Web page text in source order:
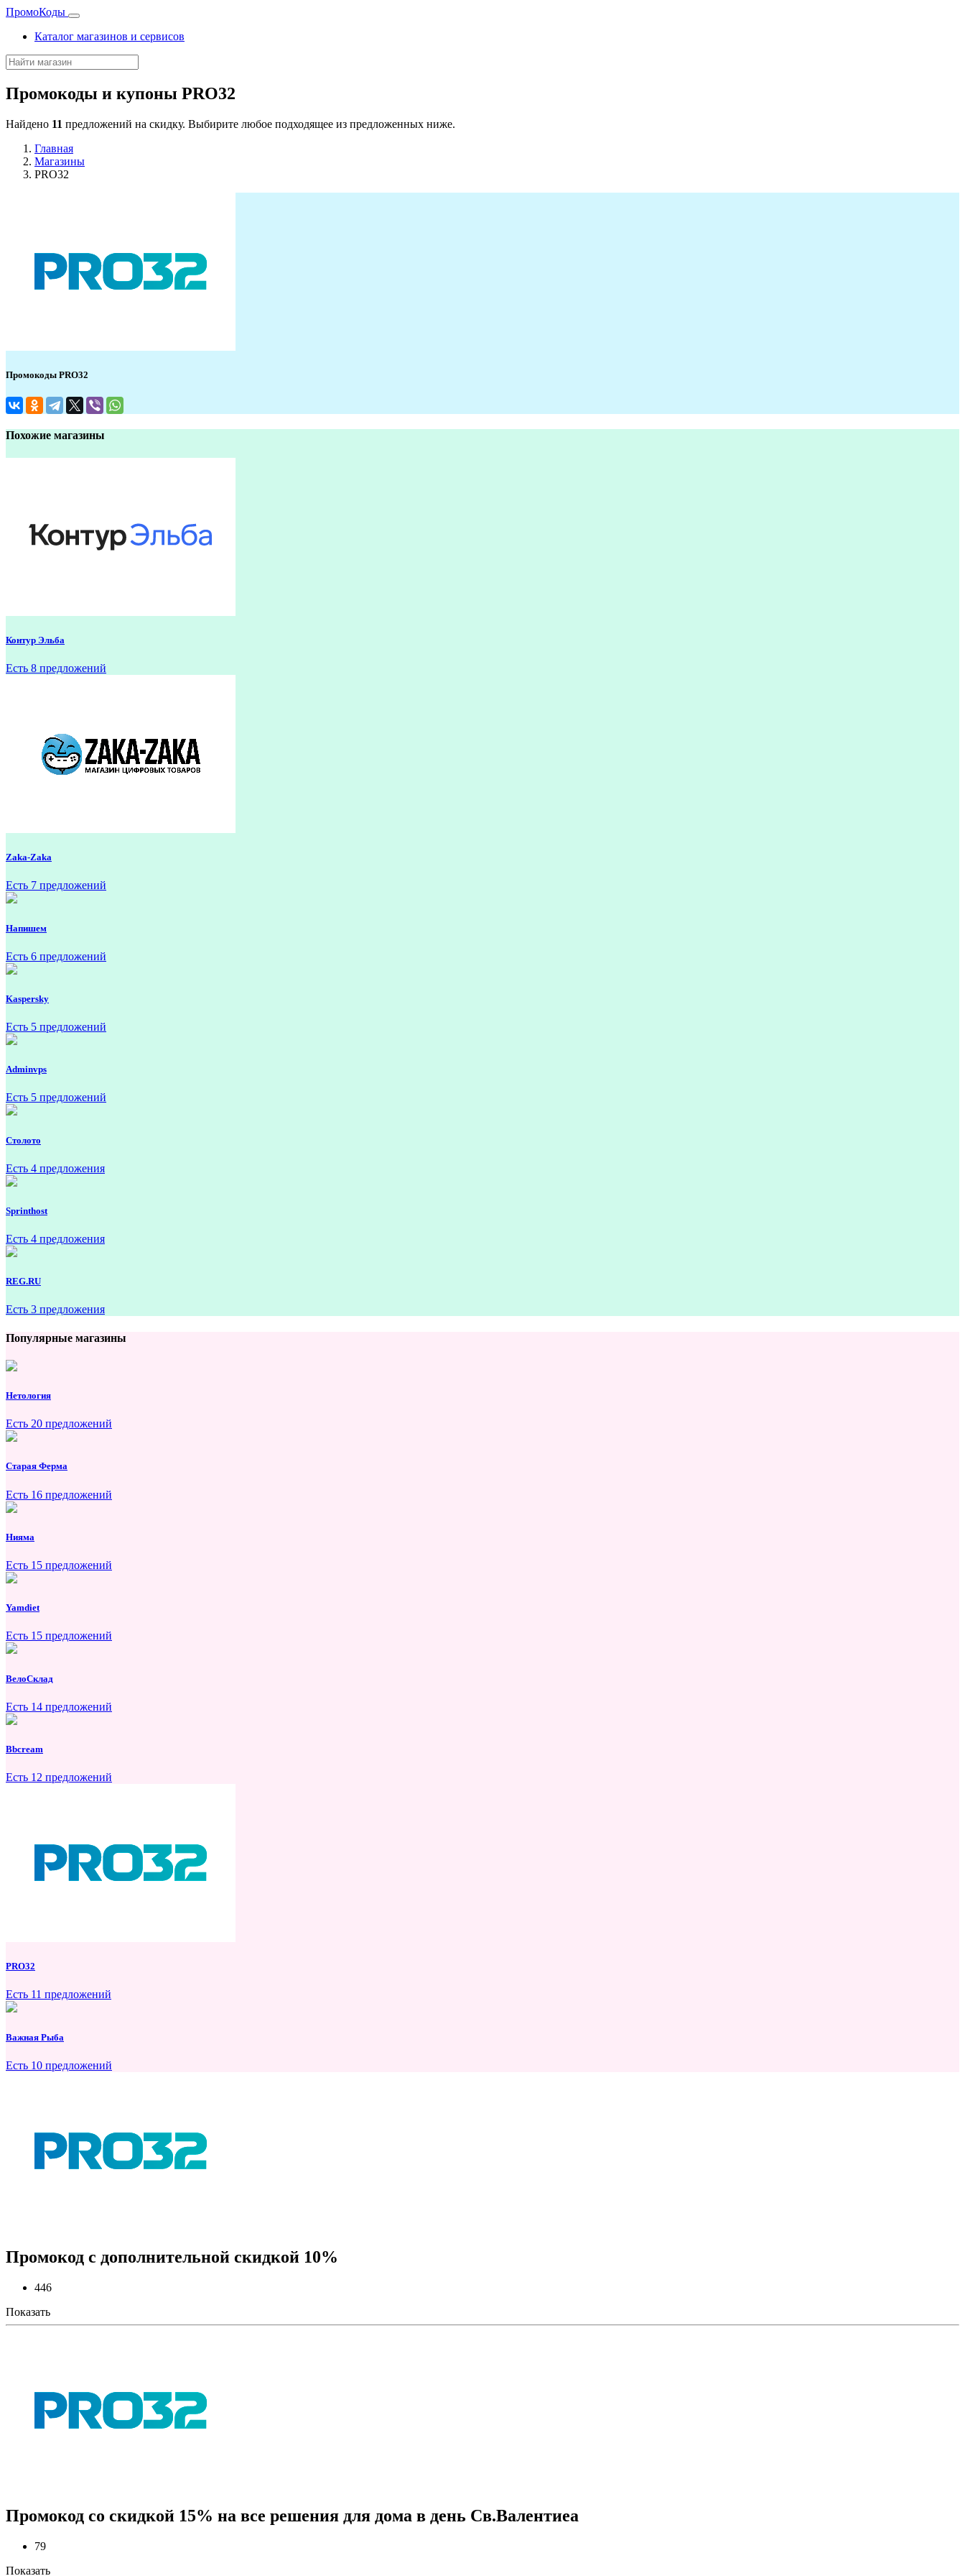
ПромоКоды
Каталог магазинов и сервисов
Промокоды и купоны PRO32
Найдено 11 предложений на скидку. Выбирите любое подходящее из предложенных ниже.
Главная
Магазины
PRO32
Промокоды PRO32
Похожие магазины
Контур Эльба
Есть 8 предложений
Zaka-Zaka
Есть 7 предложений
Напишем
Есть 6 предложений
Kaspersky
Есть 5 предложений
Adminvps
Есть 5 предложений
Столото
Есть 4 предложения
Sprinthost
Есть 4 предложения
REG.RU
Есть 3 предложения
Популярные магазины
Нетология
Есть 20 предложений
Старая Ферма
Есть 16 предложений
Нияма
Есть 15 предложений
Yamdiet
Есть 15 предложений
ВелоСклад
Есть 14 предложений
Bbcream
Есть 12 предложений
PRO32
Есть 11 предложений
Важная Рыба
Есть 10 предложений
Промокод с дополнительной скидкой 10%
446
Показать
Промокод со скидкой 15% на все решения для дома в день Св.Валентиеа
79
Показать